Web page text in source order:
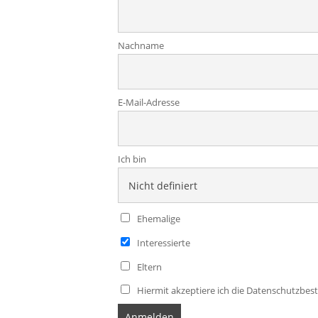
Nachname
E-Mail-Adresse
Ich bin
Ehemalige
Interessierte
Eltern
Hiermit akzeptiere ich die